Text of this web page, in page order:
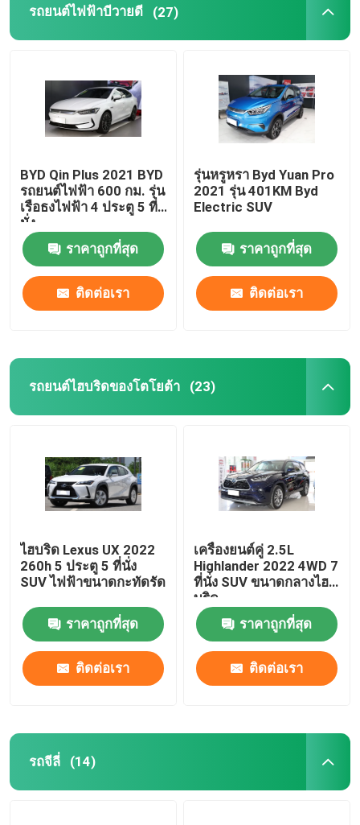
รถยนต์ไฟฟ้า AION
เอ็กซ์เป็ง อีวี คาร์
เบนซ์ อีวีคาร์
รถเบนซ์
รถยนต์ไฟฟ้าบีวายดี (27)
BYD Qin Plus 2021 BYD
รถยนต์ไฟฟ้า 600 กม. รุ่น
เรือธงไฟฟ้า 4 ประตู 5 ที่
นั่ง
ราคาถูกที่สุด
ติดต่อเรา
รุ่นหรูหรา Byd Yuan Pro
2021 รุ่น 401KM Byd
Electric SUV
ราคาถูกที่สุด
ติดต่อเรา
รถยนต์ไฮบริดของโตโยต้า (23)
ไฮบริด Lexus UX 2022
260h 5 ประตู 5 ที่นั่ง
SUV ไฟฟ้าขนาดกะทัดรัด
ราคาถูกที่สุด
ติดต่อเรา
เครื่องยนต์คู่ 2.5L
Highlander 2022 4WD 7
ที่นั่ง SUV ขนาดกลางไฮ
บริด
ราคาถูกที่สุด
ติดต่อเรา
รถจีลี่ (14)